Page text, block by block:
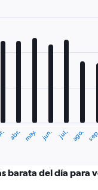
abr. may. jun. jul. ago.
barata del día para